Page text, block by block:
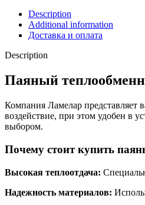
Description
Additional information
Доставка и оплата
Description
Паяный
Компания Ламелар
воздействие, при этом удобен в
выбором.
Почему стоит купить
Высокая теплоотдача:
Надежность материалов: